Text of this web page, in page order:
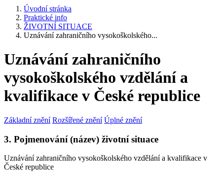
Úvodní stránka
Praktické info
ŽIVOTNÍ SITUACE
Uznávání zahraničního vysokoškolského...
Uznávání zahraničního
vysokoškolského vzdělání a
kvalifikace v České republice
Základní znění Rozšířené znění Úplné znění
3. Pojmenování (název) životní situace
Uznávání zahraničního vysokoškolského vzdělání a kvalifikace v
České republice